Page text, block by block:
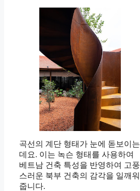
곡선의 계단 형태가 눈에 돋보이는
데요. 이는 녹슨 형태를 사용하여
베트남 건축 특성을 반영하여 고풍
스러운 북부 건축의 감각을 일깨워
줍니다.